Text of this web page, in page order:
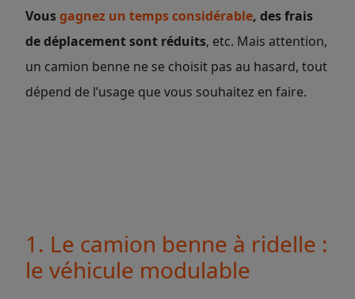
Vousgagnez un temps considérable, des frais
de déplacement sont réduits, etc. Mais attention,
un camion benne ne se choisit pas au hasard, tout
dépend de l’usage que vous souhaitez en faire.
1. Le camion benne à ridelle :
le véhicule modulable